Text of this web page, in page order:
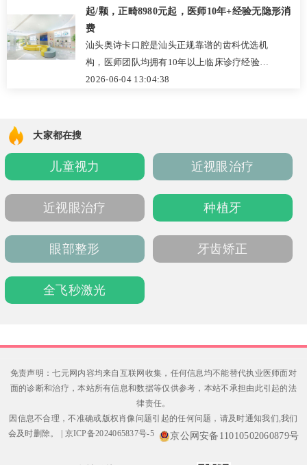
起/颗，正畸8980元起，医师10年+经验无隐形消
费
汕头奥诗卡口腔是汕头正规靠谱的齿科优选机
构，医师团队均拥有10年以上临床诊疗经验，
定期参与国内外齿科技术交流，诊疗环境严格
童趣诊室缓解孩子看牙恐惧。部分常规项目支
持医保报销，可通过电话或官方公众号预约，
就诊便捷省心。
2026-06-04 13:04:38
大家都在搜
儿童视力 近视眼治疗
近视眼治疗 种植牙
眼部整形 牙齿矫正
全飞秒激光
免责声明：七元网内容均来自互联网收集，任何信息均不能替代执业医师面对
面的诊断和治疗，本站所有信息和数据等仅供参考，本站不承担由此引起的法
律责任。
因信息不合理，不准确或版权肖像问题引起的任何问题，请及时通知我们,我们
会及时删除。
京ICP备2024065837号-5 京公网安备11010502060879号